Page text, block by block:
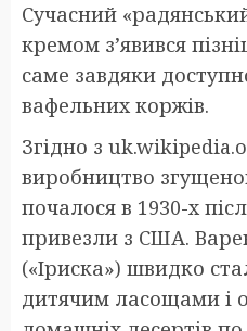
Сучасний
кремом з’явився
саме завдяки
вафельних коржів.
Згідно з
виробництво
почалося в 1930-х
привезли з США.
(«Іриска») швидко
дитячим ласощами і